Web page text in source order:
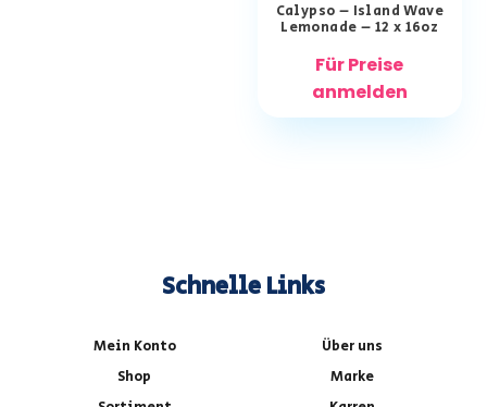
Calypso – Island Wave
Lemonade – 12 x 16oz
Für Preise
anmelden
Schnelle Links
Mein Konto
Über uns
Shop
Marke